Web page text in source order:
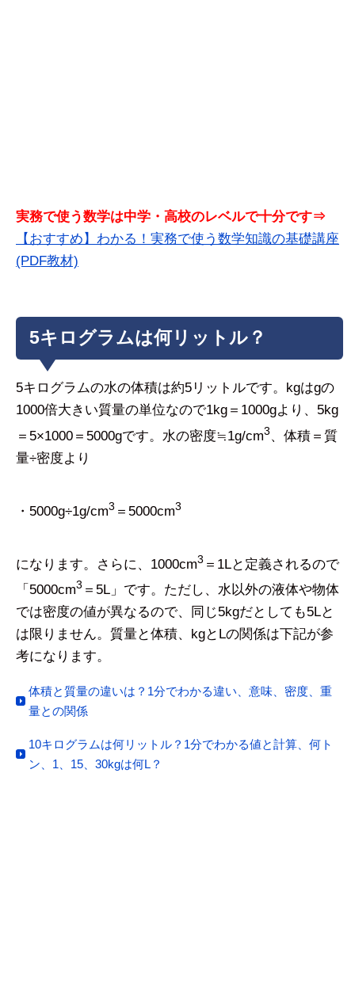
実務で使う数学は中学・高校のレベルで十分です⇒
【おすすめ】わかる！実務で使う数学知識の基礎講座
(PDF教材)
5キログラムは何リットル？
5キログラムの水の体積は約5リットルです。kgはgの
1000倍大きい質量の単位なので1kg＝1000gより、5kg
＝5×1000＝5000gです。水の密度≒1g/cm3、体積＝質
量÷密度より
・5000g÷1g/cm3 ＝5000cm3
になります。さらに、1000cm3 ＝1Lと定義されるので
「5000cm3 ＝5L」です。ただし、水以外の液体や物体
では密度の値が異なるので、同じ5kgだとしても5Lと
は限りません。質量と体積、kgとLの関係は下記が参
考になります。
体積と質量の違いは？1分でわかる違い、意味、密度、重
量との関係
10キログラムは何リットル？1分でわかる値と計算、何ト
ン、1、15、30kgは何L？